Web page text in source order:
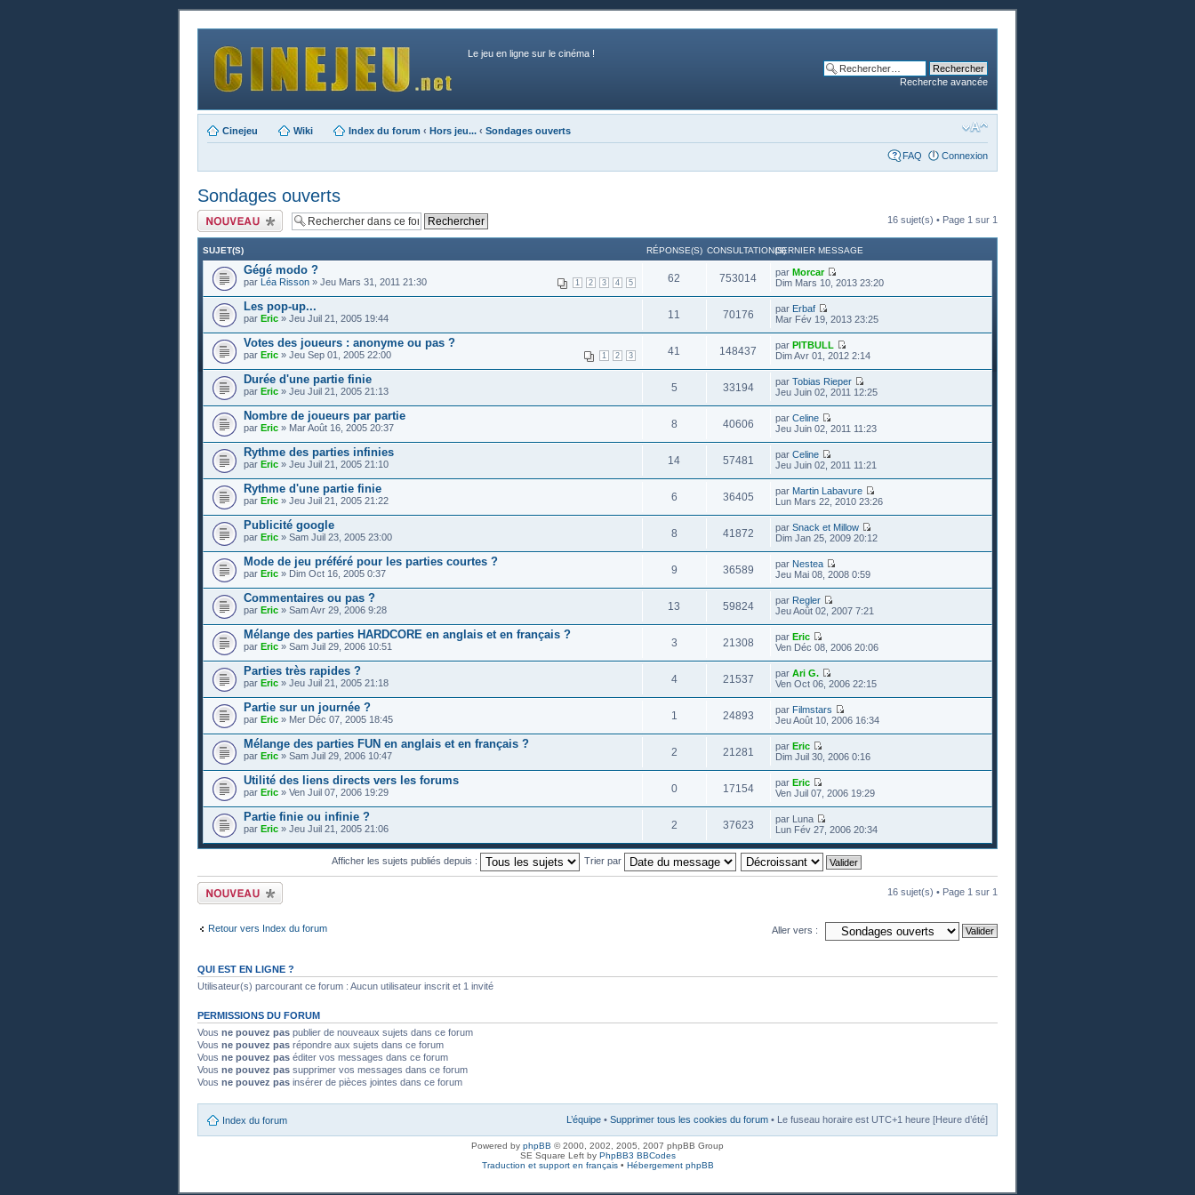
Le jeu en ligne sur le cinéma !
Recherche avancée
Cinejeu Wiki Index du forum ‹ Hors jeu... ‹ Sondages ouverts
FAQ Connexion
Sondages ouverts
Publier un nouveau
sujet
16 sujet(s) • Page 1 sur 1
SUJET(S) RÉPONSE(S) CONSULTATION(S)DERNIER MESSAGE
Gégé modo ?
1 2 3 4 5
par Léa Risson » Jeu Mars 31, 2011 21:30 62 753014 par Morcar
Dim Mars 10, 2013 23:20
Les pop-up...
par Eric » Jeu Juil 21, 2005 19:44 11 70176 par Erbaf
Mar Fév 19, 2013 23:25
Votes des joueurs : anonyme ou pas ?
1 2 3
par Eric » Jeu Sep 01, 2005 22:00 41 148437 par PITBULL
Dim Avr 01, 2012 2:14
Durée d'une partie finie
par Eric » Jeu Juil 21, 2005 21:13 5 33194 par Tobias Rieper
Jeu Juin 02, 2011 12:25
Nombre de joueurs par partie
par Eric » Mar Août 16, 2005 20:37 8 40606 par Celine
Jeu Juin 02, 2011 11:23
Rythme des parties infinies
par Eric » Jeu Juil 21, 2005 21:10 14 57481 par Celine
Jeu Juin 02, 2011 11:21
Rythme d'une partie finie
par Eric » Jeu Juil 21, 2005 21:22 6 36405 par Martin Labavure
Lun Mars 22, 2010 23:26
Publicité google
par Eric » Sam Juil 23, 2005 23:00 8 41872 par Snack et Millow
Dim Jan 25, 2009 20:12
Mode de jeu préféré pour les parties courtes ?
par Eric » Dim Oct 16, 2005 0:37 9 36589 par Nestea
Jeu Mai 08, 2008 0:59
Commentaires ou pas ?
par Eric » Sam Avr 29, 2006 9:28 13 59824 par Regler
Jeu Août 02, 2007 7:21
Mélange des parties HARDCORE en anglais et en français ?
par Eric » Sam Juil 29, 2006 10:51 3 21308 par Eric
Ven Déc 08, 2006 20:06
Parties très rapides ?
par Eric » Jeu Juil 21, 2005 21:18 4 21537 par Ari G.
Ven Oct 06, 2006 22:15
Partie sur un journée ?
par Eric » Mer Déc 07, 2005 18:45 1 24893 par Filmstars
Jeu Août 10, 2006 16:34
Mélange des parties FUN en anglais et en français ?
par Eric » Sam Juil 29, 2006 10:47 2 21281 par Eric
Dim Juil 30, 2006 0:16
Utilité des liens directs vers les forums
par Eric » Ven Juil 07, 2006 19:29 0 17154 par Eric
Ven Juil 07, 2006 19:29
Partie finie ou infinie ?
par Eric » Jeu Juil 21, 2005 21:06 2 37623
par Luna
Lun Fév 27, 2006 20:34
Afficher les sujets publiés depuis : Trier par
Publier un nouveau
sujet
16 sujet(s) • Page 1 sur 1
Retour vers Index du forum Aller vers :
QUI EST EN LIGNE ?
Utilisateur(s) parcourant ce forum : Aucun utilisateur inscrit et 1 invité
PERMISSIONS DU FORUM
Vous ne pouvez pas publier de nouveaux sujets dans ce forum
Vous ne pouvez pas répondre aux sujets dans ce forum
Vous ne pouvez pas éditer vos messages dans ce forum
Vous ne pouvez pas supprimer vos messages dans ce forum
Vous ne pouvez pas insérer de pièces jointes dans ce forum
Index du forum L’équipe • Supprimer tous les cookies du forum • Le fuseau horaire est UTC+1 heure [Heure d’été]
Powered by phpBB © 2000, 2002, 2005, 2007 phpBB Group
SE Square Left by PhpBB3 BBCodes
Traduction et support en français• Hébergement phpBB